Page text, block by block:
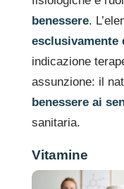
benessere.
esclusivamente
indicazione
assunzione: il
benessere ai
sanitaria.
Vitamine